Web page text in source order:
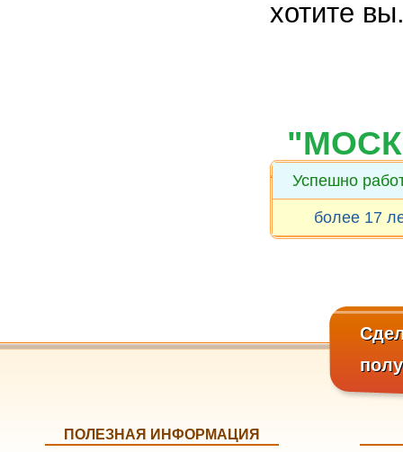
хотите
Успешно
более 17
ПОЛЕЗНАЯ ИНФОРМАЦИЯ